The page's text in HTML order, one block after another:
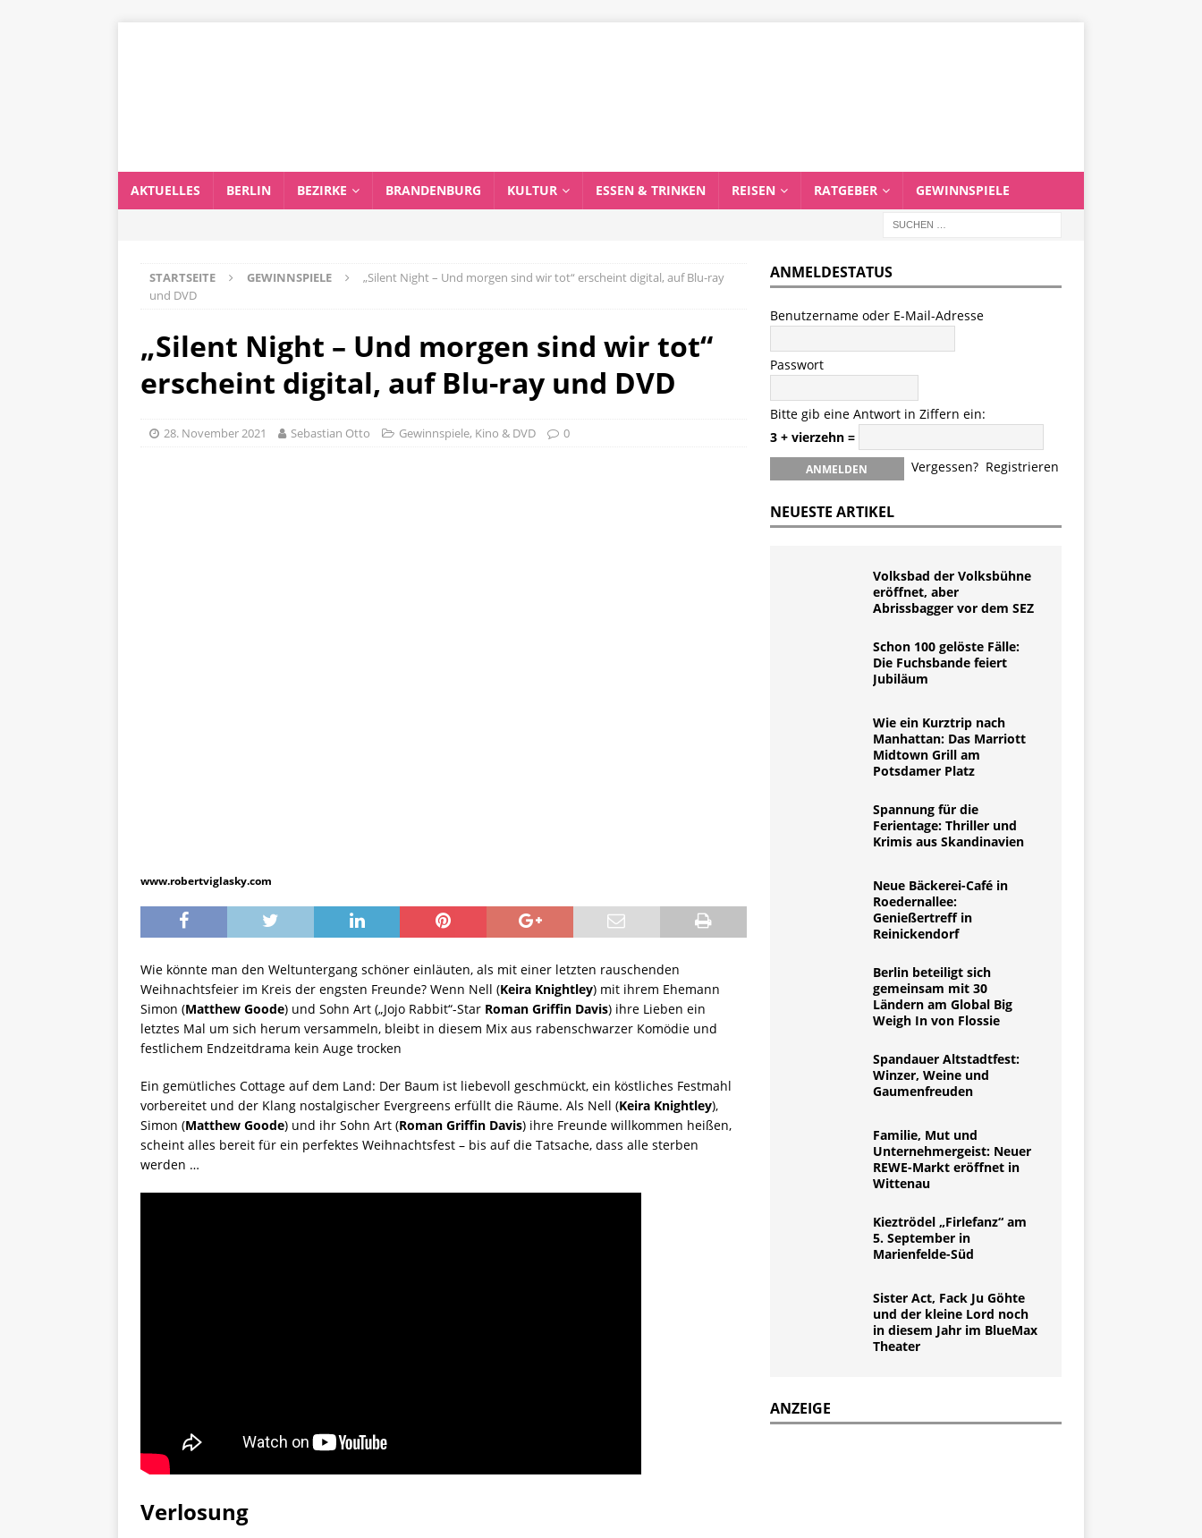
AKTUELLES BERLIN BEZIRKE BRANDENBURG KULTUR ESSEN & TRINKEN REISEN RATGEBER GEWINNSPIELE
STARTSEITE GEWINNSPIELE
„Silent Night – Und morgen sind wir tot“ erscheint digital, auf Blu-ray
und DVD
„Silent Night – Und morgen sind wir tot“
erscheint digital, auf Blu-ray und DVD
28. November 2021 Sebastian Otto Gewinnspiele, Kino & DVD 0
www.robertviglasky.com
Wie könnte man den Weltuntergang schöner einläuten, als mit einer letzten rauschenden
Weihnachtsfeier im Kreis der engsten Freunde? Wenn Nell (Keira Knightley) mit ihrem Ehemann
Simon (Matthew Goode) und Sohn Art („Jojo Rabbit“-Star Roman Griffin Davis) ihre Lieben ein
letztes Mal um sich herum versammeln, bleibt in diesem Mix aus rabenschwarzer Komödie und
festlichem Endzeitdrama kein Auge trocken
Ein gemütliches Cottage auf dem Land: Der Baum ist liebevoll geschmückt, ein köstliches Festmahl
vorbereitet und der Klang nostalgischer Evergreens erfüllt die Räume. Als Nell (Keira Knightley),
Simon (Matthew Goode) und ihr Sohn Art (Roman Griffin Davis) ihre Freunde willkommen heißen,
scheint alles bereit für ein perfektes Weihnachtsfest – bis auf die Tatsache, dass alle sterben
werden …
Verlosung
ANMELDESTATUS
Benutzername oder E-Mail-Adresse
Passwort
Bitte gib eine Antwort in Ziffern ein:
3 + vierzehn =
Vergessen? Registrieren
NEUESTE ARTIKEL
Volksbad der Volksbühne
eröffnet, aber
Abrissbagger vor dem SEZ
Schon 100 gelöste Fälle:
Die Fuchsbande feiert
Jubiläum
Wie ein Kurztrip nach
Manhattan: Das Marriott
Midtown Grill am
Potsdamer Platz
Spannung für die
Ferientage: Thriller und
Krimis aus Skandinavien
Neue Bäckerei-Café in
Roedernallee:
Genießertreff in
Reinickendorf
Berlin beteiligt sich
gemeinsam mit 30
Ländern am Global Big
Weigh In von Flossie
Spandauer Altstadtfest:
Winzer, Weine und
Gaumenfreuden
Familie, Mut und
Unternehmergeist: Neuer
REWE-Markt eröffnet in
Wittenau
Kieztrödel „Firlefanz“ am
5. September in
Marienfelde-Süd
Sister Act, Fack Ju Göhte
und der kleine Lord noch
in diesem Jahr im BlueMax
Theater
ANZEIGE